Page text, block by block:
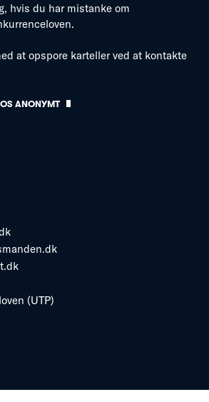
hvis du har mistanke om
at opspore karteller ved at kontakte
ANONYMT
(UTP)